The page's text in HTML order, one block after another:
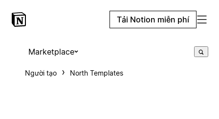
Tải Notion miễn phí
Marketplace
Người tạo North Templates